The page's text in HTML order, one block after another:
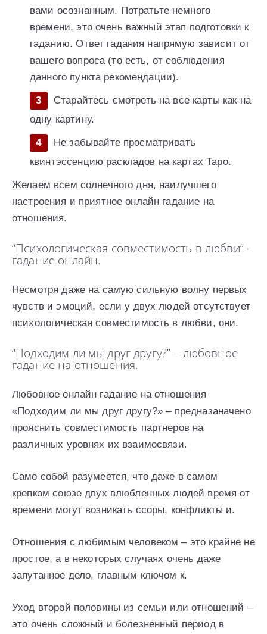
вами осознанным. Потратьте немного
времени, это очень важный этап подготовки к
гаданию. Ответ гадания напрямую зависит от
вашего вопроса (то есть, от соблюдения
данного пункта рекомендации).
Старайтесь смотреть на все карты как на
одну картину.
Не забывайте просматривать
квинтэссенцию раскладов на картах Таро.
Желаем всем солнечного дня, наилучшего
настроения и приятное онлайн гадание на
отношения.
“Психологическая совместимость в любви” –
гадание онлайн.
Несмотря даже на самую сильную волну первых
чувств и эмоций, если у двух людей отсутствует
психологическая совместимость в любви, они.
“Подходим ли мы друг другу?” – любовное
гадание на отношения.
Любовное онлайн гадание на отношения
«Подходим ли мы друг другу?» – предназаначено
прояснить совместимость партнеров на
различных уровнях их взаимосвязи.
Само собой разумеется, что даже в самом
крепком союзе двух влюбленных людей время от
времени могут возникать ссоры, конфликты и.
Отношения с любимым человеком – это крайне не
простое, а в некоторых случаях очень даже
запутанное дело, главным ключом к.
Уход второй половины из семьи или отношений –
это очень сложный и болезненный период в